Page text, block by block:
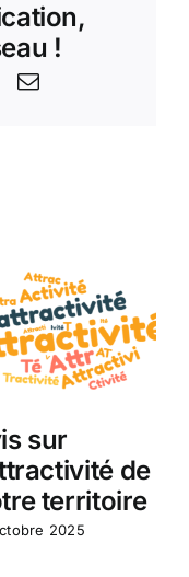
!
sur
de
territoire
2025